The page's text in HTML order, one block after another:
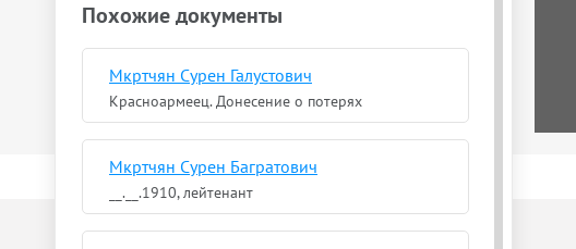
Похожие документы
Мкртчян Сурен Галустович
Красноармеец. Донесение о потерях
Мкртчян Сурен Багратович
__.__.1910, лейтенант